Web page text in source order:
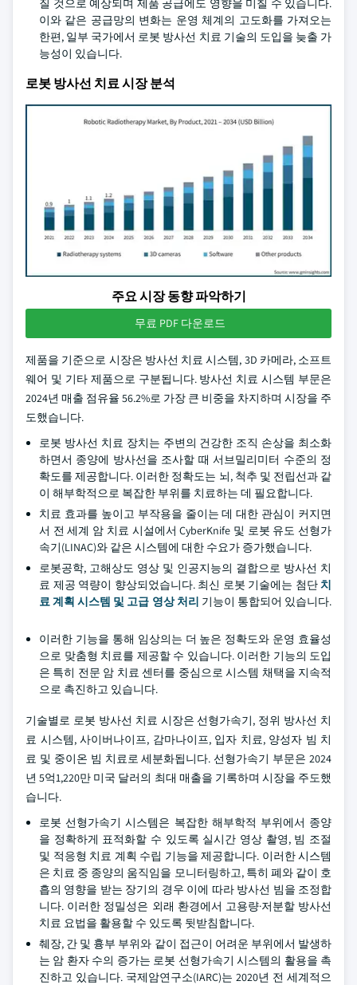
질 것으로 예상되며 제품 공급에도 영향을 미칠 수 있습니다.
이와 같은 공급망의 변화는 운영 체계의 고도화를 가져오는
한편, 일부 국가에서 로봇 방사선 치료 기술의 도입을 늦출 가
능성이 있습니다.
로봇 방사선 치료 시장 분석
주요 시장 동향 파악하기
무료 PDF 다운로드
제품을 기준으로 시장은 방사선 치료 시스템, 3D 카메라, 소프트
웨어 및 기타 제품으로 구분됩니다. 방사선 치료 시스템 부문은
2024년 매출 점유율 56.2%로 가장 큰 비중을 차지하며 시장을 주
도했습니다.
로봇 방사선 치료 장치는 주변의 건강한 조직 손상을 최소화
하면서 종양에 방사선을 조사할 때 서브밀리미터 수준의 정
확도를 제공합니다. 이러한 정확도는 뇌, 척추 및 전립선과 같
이 해부학적으로 복잡한 부위를 치료하는 데 필요합니다.
치료 효과를 높이고 부작용을 줄이는 데 대한 관심이 커지면
서 전 세계 암 치료 시설에서 CyberKnife 및 로봇 유도 선형가
속기(LINAC)와 같은 시스템에 대한 수요가 증가했습니다.
로봇공학, 고해상도 영상 및 인공지능의 결합으로 방사선 치
료 제공 역량이 향상되었습니다. 최신 로봇 기술에는 첨단치
료 계획 시스템 및 고급 영상 처리 기능이 통합되어 있습니다.
이러한 기능을 통해 임상의는 더 높은 정확도와 운영 효율성
으로 맞춤형 치료를 제공할 수 있습니다. 이러한 기능의 도입
은 특히 전문 암 치료 센터를 중심으로 시스템 채택을 지속적
으로 촉진하고 있습니다.
기술별로 로봇 방사선 치료 시장은 선형가속기, 정위 방사선 치
료 시스템, 사이버나이프, 감마나이프, 입자 치료, 양성자 빔 치
료 및 중이온 빔 치료로 세분화됩니다. 선형가속기 부문은 2024
년 5억1,220만 미국 달러의 최대 매출을 기록하며 시장을 주도했
습니다.
로봇 선형가속기 시스템은 복잡한 해부학적 부위에서 종양
을 정확하게 표적화할 수 있도록 실시간 영상 촬영, 빔 조절
및 적응형 치료 계획 수립 기능을 제공합니다. 이러한 시스템
은 치료 중 종양의 움직임을 모니터링하고, 특히 폐와 같이 호
흡의 영향을 받는 장기의 경우 이에 따라 방사선 빔을 조정합
니다. 이러한 정밀성은 외래 환경에서 고용량·저분할 방사선
치료 요법을 활용할 수 있도록 뒷받침합니다.
췌장, 간 및 흉부 부위와 같이 접근이 어려운 부위에서 발생하
는 암 환자 수의 증가는 로봇 선형가속기 시스템의 활용을 촉
진하고 있습니다. 국제암연구소(IARC)는 2020년 전 세계적으